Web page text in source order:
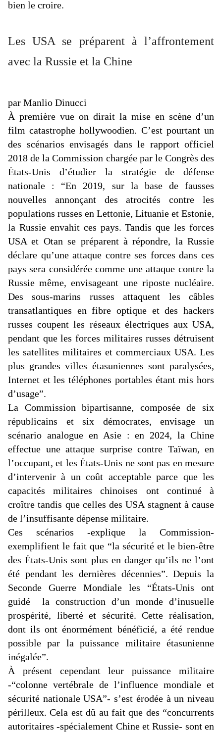
bien le croire.
Les USA se préparent à l’affrontement
avec la Russie et la Chine
par Manlio Dinucci
À première vue on dirait la mise en scène d’un
film catastrophe hollywoodien. C’est pourtant un
des scénarios envisagés dans le rapport officiel
2018 de la Commission chargée par le Congrès des
États-Unis d’étudier la stratégie de défense
nationale : “En 2019, sur la base de fausses
nouvelles annonçant des atrocités contre les
populations russes en Lettonie, Lituanie et Estonie,
la Russie envahit ces pays. Tandis que les forces
USA et Otan se préparent à répondre, la Russie
déclare qu’une attaque contre ses forces dans ces
pays sera considérée comme une attaque contre la
Russie même, envisageant une riposte nucléaire.
Des sous-marins russes attaquent les câbles
transatlantiques en fibre optique et des hackers
russes coupent les réseaux électriques aux USA,
pendant que les forces militaires russes détruisent
les satellites militaires et commerciaux USA. Les
plus grandes villes étasuniennes sont paralysées,
Internet et les téléphones portables étant mis hors
d’usage”.
La Commissionbipartisanne, composée de six
républicains et six démocrates, envisage un
scénario analogue en Asie : en 2024, la Chine
effectue une attaque surprise contre Taïwan, en
l’occupant, et les États-Unis ne sont pas en mesure
d’intervenir à un coût acceptable parce que les
capacités militaires chinoises ont continué à
croître tandis que celles des USA stagnent à cause
de l’insuffisante dépense militaire.
Ces scénarios -explique la Commission-
exemplifient le fait que “la sécurité et le bien-être
des États-Unis sont plus en danger qu’ils ne l’ont
été pendant les dernières décennies”. Depuis la
Seconde Guerre Mondiale les “États-Unis ont
guidé la construction d’un monde d’inusuelle
prospérité, liberté et sécurité. Cette réalisation,
dont ils ont énormément bénéficié, a été rendue
possible par la puissance militaire étasunienne
inégalée”.
À présent cependant leur puissance militaire
-“colonne vertébrale de l’influence mondiale et
sécurité nationale USA”- s’est érodée à un niveau
périlleux. Cela est dû au fait que des “concurrents
autoritaires -spécialement Chine et Russie- sont en